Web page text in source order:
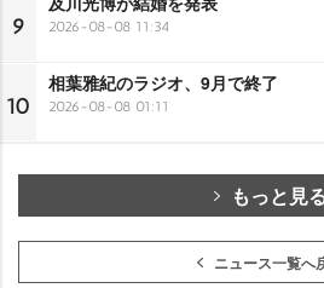
9 2026-08-08 11:34
10
相葉雅紀のラジオ、9月で終了
2026-08-08 01:11
もっと見
ニュース一覧へ